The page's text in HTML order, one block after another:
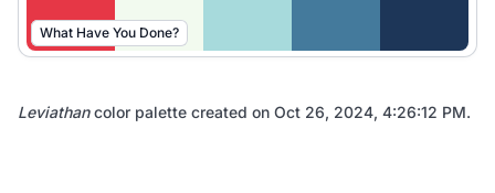
What Have You Done?
Leviathancolor palette created on Oct 26, 2024, 4:26:12 PM.